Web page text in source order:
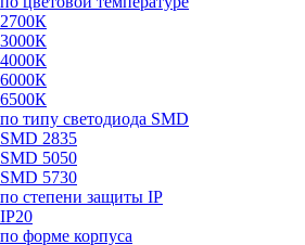
типу светодиода SMD
2835
5050
5730
степени защиты IP
форме корпуса